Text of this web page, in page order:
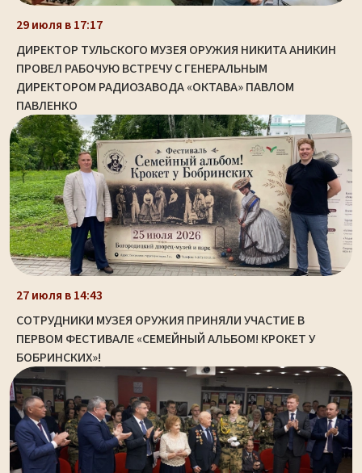
29 июля в 17:17
ДИРЕКТОР ТУЛЬСКОГО МУЗЕЯ ОРУЖИЯ НИКИТА АНИКИН
ПРОВЕЛ РАБОЧУЮ ВСТРЕЧУ С ГЕНЕРАЛЬНЫМ
ДИРЕКТОРОМ РАДИОЗАВОДА «ОКТАВА» ПАВЛОМ
ПАВЛЕНКО
27 июля в 14:43
СОТРУДНИКИ МУЗЕЯ ОРУЖИЯ ПРИНЯЛИ УЧАСТИЕ В
ПЕРВОМ ФЕСТИВАЛЕ «СЕМЕЙНЫЙ АЛЬБОМ! КРОКЕТ У
БОБРИНСКИХ»!